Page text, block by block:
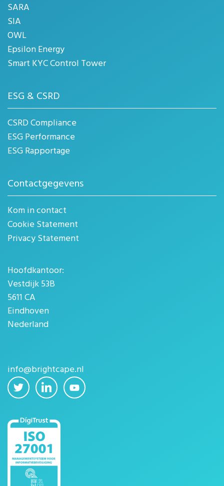
SARA
SIA
OWL
Epsilon Energy
Smart KYC Control Tower
ESG & CSRD
CSRD Compliance
ESG Performance
ESG Rapportage
Contactgegevens
Kom in contact
Cookie Statement
Privacy Statement
Hoofdkantoor:
Vestdijk 53B
5611 CA
Eindhoven
Nederland
info@brightcape.nl